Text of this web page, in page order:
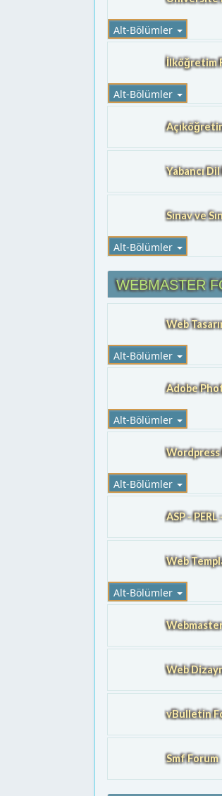
Alt-Bölümler
İlköğretim
Alt-Bölümler
Yabancı
Sınav ve
Alt-Bölümler
WEBMASTER
Web
Alt-Bölümler
Adobe
Alt-Bölümler
Wordpress
Alt-Bölümler
ASP -
Web
Alt-Bölümler
Web
vBulletin
Smf Forum